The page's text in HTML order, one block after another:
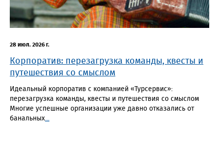
28 июл. 2026 г.
Корпоратив: перезагрузка команды, квесты и
путешествия со смыслом
Идеальный корпоратив с компанией «Турсервис»:
перезагрузка команды, квесты и путешествия со смыслом
Многие успешные организации уже давно отказались от
банальных